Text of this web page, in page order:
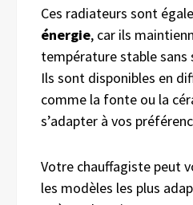
Ces radiateurs sont
énergie, car ils
température stable
Ils sont disponibles en
comme la fonte ou la
s’adapter à vos
Votre chauffagiste peut
les modèles les plus